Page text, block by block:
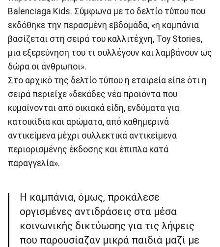
Balenciaga Kids. Σύμφωνα με το δελτίο τύπου που
εκδόθηκε την περασμένη εβδομάδα, «η καμπάνια
βασίζεται στη σειρά του καλλιτέχνη, Toy Stories,
μια εξερεύνηση του τι συλλέγουν και λαμβάνουν ως
δώρα οι άνθρωποι».
Στο αρχικό της δελτίο τύπου η εταιρεία είπε ότι η
σειρά περιείχε «δεκάδες νέα προϊόντα που
κυμαίνονται από οικιακά είδη, ενδύματα για
κατοικίδια και αρώματα, από καθημερινά
αντικείμενα μέχρι συλλεκτικά αντικείμενα
περιορισμένης έκδοσης και έπιπλα κατά
παραγγελία».
Η καμπάνια, όμως, προκάλεσε
οργισμένες αντιδράσεις στα μέσα
κοινωνικής δικτύωσης για τις λήψεις
που παρουσίαζαν μικρά παιδιά μαζί με